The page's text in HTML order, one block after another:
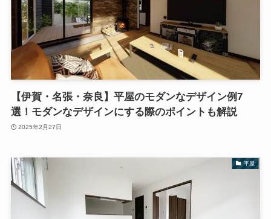
【伊賀・名張・奈良】平屋のモダンなデザイン例7
選！モダンなデザインにする際のポイントも解説
2025年2月27日
平屋